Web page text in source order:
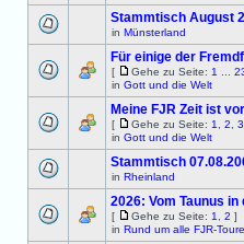
Stammtisch August
in Münsterland
Für einige der
[ Gehe zu Seite: 1
in Gott und die Welt
Meine FJR Zeit ist
[ Gehe zu Seite: 1 2 3
in Gott und die Welt
Stammtisch
in Rheinland
2026: Vom Taunus
[ Gehe zu Seite: 1 2 ]
in Rund um alle FJR-